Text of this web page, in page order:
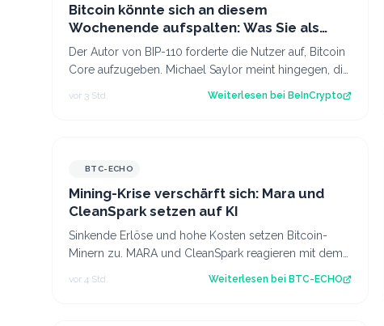
Bitcoin könnte sich an diesem
Wochenende aufspalten: Was Sie als
Holder wissen sollten
Der Autor von BIP-110 forderte die Nutzer auf, Bitcoin
Core aufzugeben. Michael Saylor meint hingegen, die
vor 3 Std. Weiterlesen bei BeInCrypto
BTC-ECHO
Mining-Krise verschärft sich: Mara und
CleanSpark setzen auf KI
Sinkende Erlöse und hohe Kosten setzen Bitcoin-
Minern zu. MARA und CleanSpark reagieren mit dem
vor 4 Std. Weiterlesen bei BTC-ECHO